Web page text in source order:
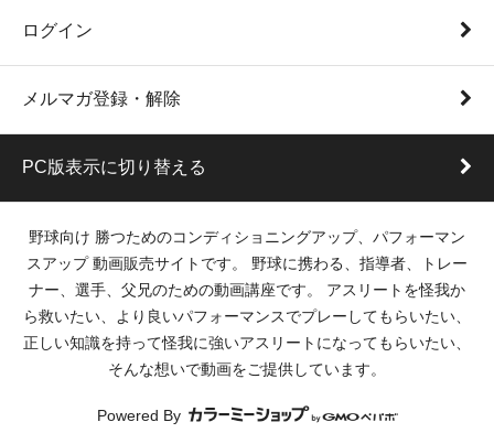
ログイン
メルマガ登録・解除
PC版表示に切り替える
野球向け 勝つためのコンディショニングアップ、パフォーマン
スアップ 動画販売サイトです。 野球に携わる、指導者、トレー
ナー、選手、父兄のための動画講座です。 アスリートを怪我か
ら救いたい、より良いパフォーマンスでプレーしてもらいたい、
正しい知識を持って怪我に強いアスリートになってもらいたい、
そんな想いで動画をご提供しています。
Powered By